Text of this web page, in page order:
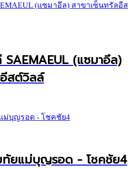
SAEMAEUL (แซมาอึล)
สต์วิลล์
ทัยแม่บุญรอด - โชคชัย4